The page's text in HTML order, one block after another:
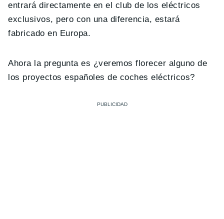
entrará directamente en el club de los eléctricos
exclusivos, pero con una diferencia, estará
fabricado en Europa.
Ahora la pregunta es ¿veremos florecer alguno de
los proyectos españoles de coches eléctricos?